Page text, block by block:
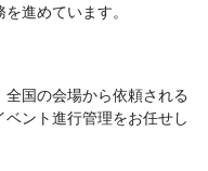
進めています。
国の会場から依頼される
ント進行管理をお任せし